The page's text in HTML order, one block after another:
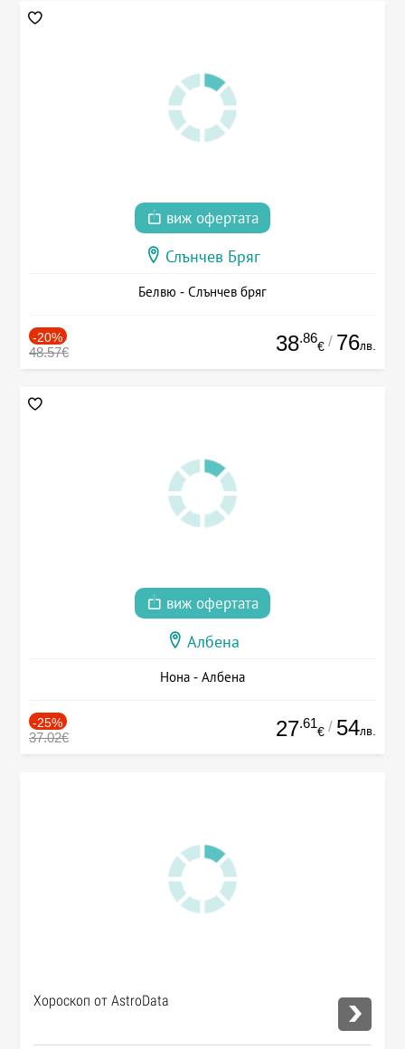
виж офертата
Слънчев Бряг
Белвю - Слънчев бряг
-20%
48.57€ 38.86
€ / 76лв.
виж офертата
Албена
Нона - Албена
-25%
37.02€ 27.61
€ / 54лв.
Хороскоп от AstroData